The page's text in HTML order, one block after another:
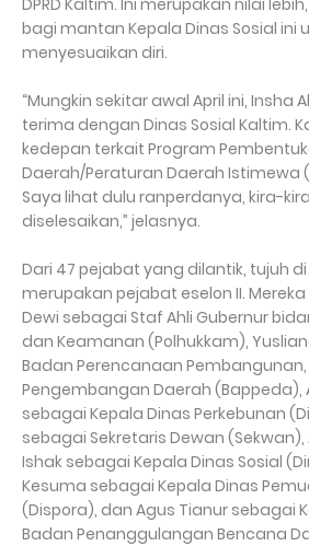
DPRD Kaltim. Ini merupakan nilai
bagi mantan Kepala Dinas Sosial ini
menyesuaikan diri.
“Mungkin sekitar awal April ini, Insha
terima dengan Dinas Sosial Kaltim.
kedepan terkait Program
Daerah/Peraturan Daerah Istimewa
Saya lihat dulu ranperdanya, kira-
diselesaikan,” jelasnya.
Dari 47 pejabat yang dilantik, tujuh
merupakan pejabat eselon II. Mereka
Dewi sebagai Staf Ahli Gubernur
dan Keamanan (Polhukkam),
Badan Perencanaan
Pengembangan Daerah (Bappeda),
sebagai Kepala Dinas Perkebunan
sebagai Sekretaris Dewan
Ishak sebagai Kepala Dinas Sosial
Kesuma sebagai Kepala Dinas
(Dispora), dan Agus Tianur sebagai
Badan Penanggulangan Bencana